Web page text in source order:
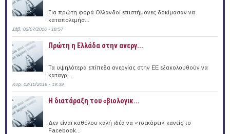
Για πρώτη φορά Ολλανδοί επιστήμονες δοκίμασαν να
καταπολεμήσ...
Σάβ, 02/07/2016 - 18:57
Πρώτη η Ελλάδα στην ανεργ...
Τα υψηλότερα επίπεδα ανεργίας στην ΕΕ εξακολουθούν να
καταγρ...
Κυρ, 02/10/2016 - 19:39
Η διατάραξη του «βιολογικ...
Δεν είναι καθόλου καλή ιδέα να «τσεκάρει» κανείς το
Facebook...